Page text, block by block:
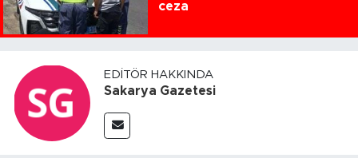
ceza
EDITÖR HAKKINDA
Sakarya Gazetesi